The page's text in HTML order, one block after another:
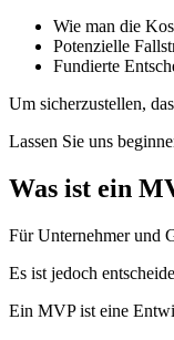
Wie man die
Potenzielle
Fundierte
Um sicherzustellen,
Lassen Sie uns
Was ist ein
Für Unternehmer und
Es ist jedoch
Ein MVP ist eine